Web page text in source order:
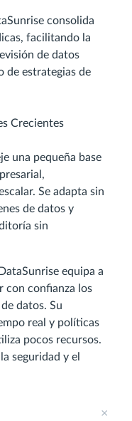
consolida
facilitando la
de datos
de estrategias de
Crecientes
una pequeña base
Se adapta sin
de datos y
sin
equipa a
con confianza los
datos. Su
real y políticas
pocos recursos.
seguridad y el